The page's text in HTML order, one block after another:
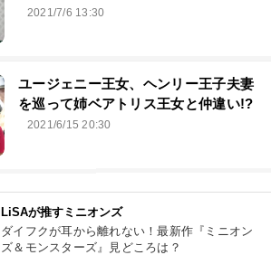
2021/7/6 13:30
ユージェニー王女、ヘンリー王子夫妻
を巡って姉ベアトリス王女と仲違い!?
2021/6/15 20:30
LiSAが推すミニオンズ
ダイフクが耳から離れない！最新作『ミニオン
ズ＆モンスターズ』見どころは？